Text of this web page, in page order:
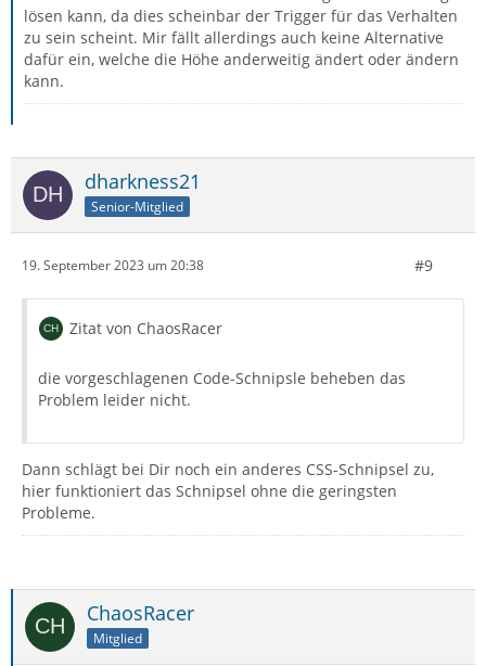
lösen kann, da dies scheinbar der Trigger für das Verhalten
zu sein scheint. Mir fällt allerdings auch keine Alternative
dafür ein, welche die Höhe anderweitig ändert oder ändern
kann.
dharkness21
Senior-Mitglied
19. September 2023 um 20:38 #9
Zitat von ChaosRacer
die vorgeschlagenen Code-Schnipsle beheben das
Problem leider nicht.
Dann schlägt bei Dir noch ein anderes CSS-Schnipsel zu,
hier funktioniert das Schnipsel ohne die geringsten
Probleme.
ChaosRacer
Mitglied